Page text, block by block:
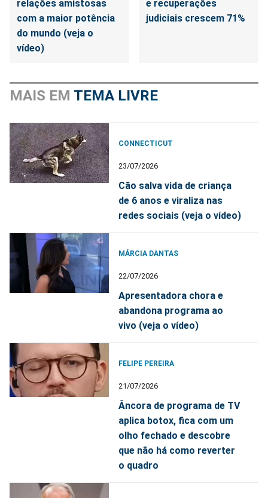
relações amistosas
com a maior potência
do mundo (veja o
vídeo)
e recuperações
judiciais crescem 71%
MAIS EM TEMA LIVRE
CONNECTICUT
23/07/2026
Cão salva vida de criança
de 6 anos e viraliza nas
redes sociais (veja o vídeo)
MÁRCIA DANTAS
22/07/2026
Apresentadora chora e
abandona programa ao
vivo (veja o vídeo)
FELIPE PEREIRA
21/07/2026
Âncora de programa de TV
aplica botox, fica com um
olho fechado e descobre
que não há como reverter
o quadro